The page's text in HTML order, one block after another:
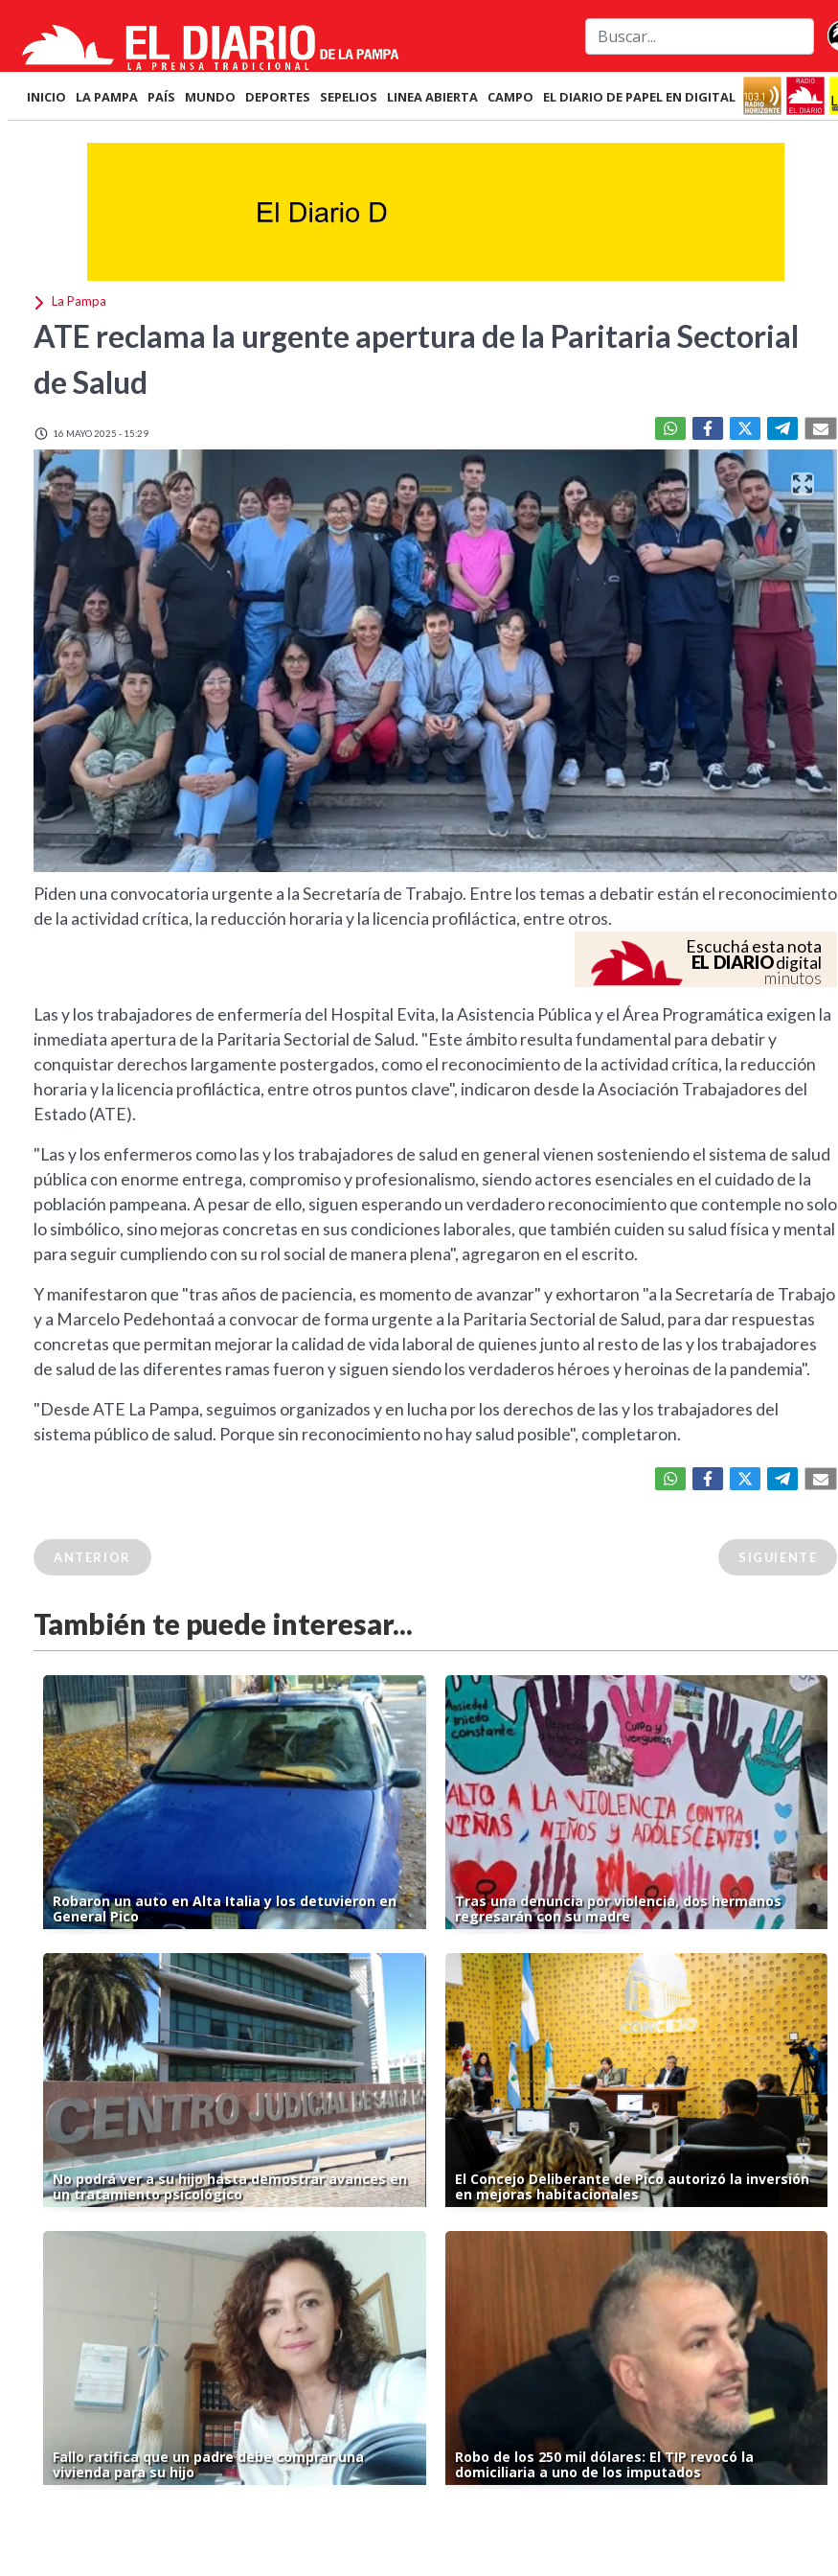
INICIO LA PAMPA PAÍS MUNDO DEPORTES SEPELIOS LINEA ABIERTA CAMPO EL DIARIO DE PAPEL EN DIGITAL
La Pampa
ATE reclama la urgente apertura de la Paritaria Sectorial
de Salud
16 MAYO 2025 - 15:29
Piden una convocatoria urgente a la Secretaría de Trabajo. Entre los temas a debatir están el reconocimiento
de la actividad crítica, la reducción horaria y la licencia profiláctica, entre otros.
Escuchá esta nota
EL DIARIOdigital
minutos
Las y los trabajadores de enfermería del Hospital Evita, la Asistencia Pública y el Área Programática exigen la
inmediata apertura de la Paritaria Sectorial de Salud. "Este ámbito resulta fundamental para debatir y
conquistar derechos largamente postergados, como el reconocimiento de la actividad crítica, la reducción
horaria y la licencia profiláctica, entre otros puntos clave", indicaron desde la Asociación Trabajadores del
Estado (ATE).
"Las y los enfermeros como las y los trabajadores de salud en general vienen sosteniendo el sistema de salud
pública con enorme entrega, compromiso y profesionalismo, siendo actores esenciales en el cuidado de la
población pampeana. A pesar de ello, siguen esperando un verdadero reconocimiento que contemple no solo
lo simbólico, sino mejoras concretas en sus condiciones laborales, que también cuiden su salud física y mental
para seguir cumpliendo con su rol social de manera plena", agregaron en el escrito.
Y manifestaron que "tras años de paciencia, es momento de avanzar" y exhortaron "a la Secretaría de Trabajo
y a Marcelo Pedehontaá a convocar de forma urgente a la Paritaria Sectorial de Salud, para dar respuestas
concretas que permitan mejorar la calidad de vida laboral de quienes junto al resto de las y los trabajadores
de salud de las diferentes ramas fueron y siguen siendo los verdaderos héroes y heroinas de la pandemia".
"Desde ATE La Pampa, seguimos organizados y en lucha por los derechos de las y los trabajadores del
sistema público de salud. Porque sin reconocimiento no hay salud posible", completaron.
ANTERIOR SIGUIENTE
También te puede interesar...
Robaron un auto en Alta Italia y los detuvieron en
General Pico
Tras una denuncia por violencia, dos hermanos
regresarán con su madre
No podrá ver a su hijo hasta demostrar avances en
un tratamiento psicológico
El Concejo Deliberante de Pico autorizó la inversión
en mejoras habitacionales
Fallo ratifica que un padre debe comprar una
vivienda para su hijo
Robo de los 250 mil dólares: El TIP revocó la
domiciliaria a uno de los imputados